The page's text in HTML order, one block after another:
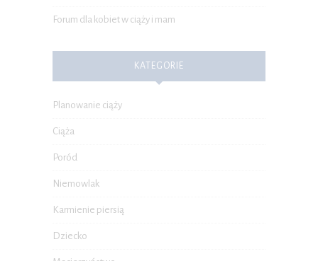
Forum dla kobiet w ciąży i mam
KATEGORIE
Planowanie ciąży
Ciąża
Poród
Niemowlak
Karmienie piersią
Dziecko